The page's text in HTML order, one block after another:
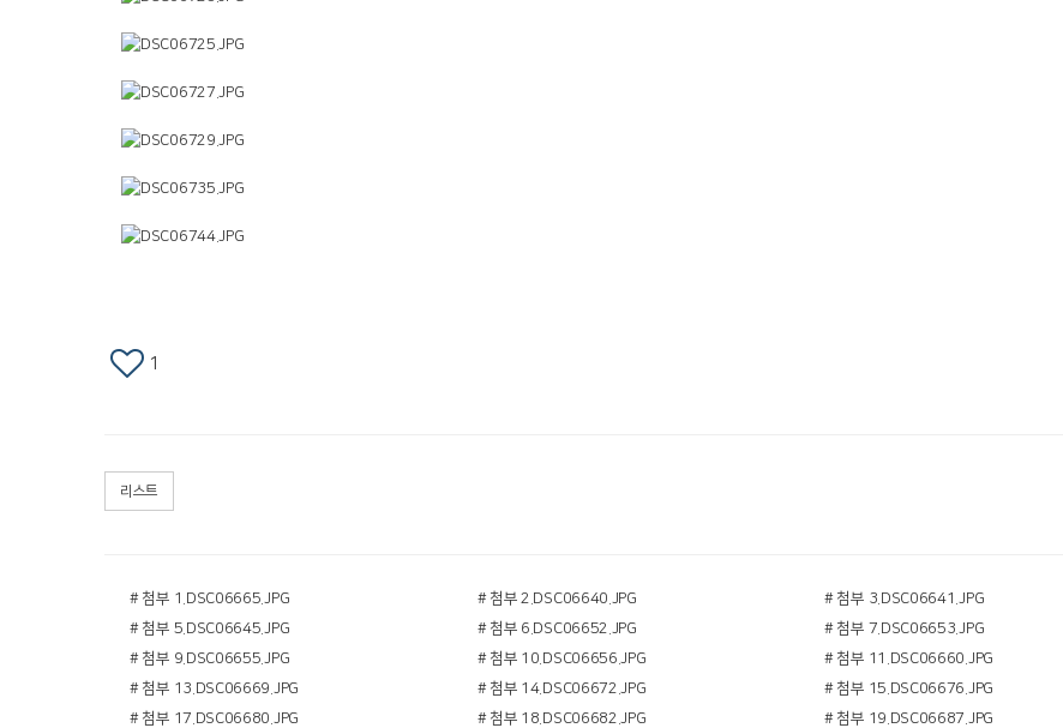
1
리스트
# 첨부 1.DSC06665.JPG # 첨부 2.DSC06640.JPG # 첨부 3.DSC06641.JPG
# 첨부 5.DSC06645.JPG
# 첨부 6.DSC06652.JPG # 첨부 7.DSC06653.JPG
# 첨부 9.DSC06655.JPG
# 첨부 10.DSC06656.JPG # 첨부 11.DSC06660.JPG
# 첨부 13.DSC06669.JPG
# 첨부 14.DSC06672.JPG # 첨부 15.DSC06676.JPG
# 첨부 17.DSC06680.JPG
# 첨부 18.DSC06682.JPG # 첨부 19.DSC06687.JPG